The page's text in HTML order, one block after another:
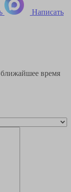
Написать
время